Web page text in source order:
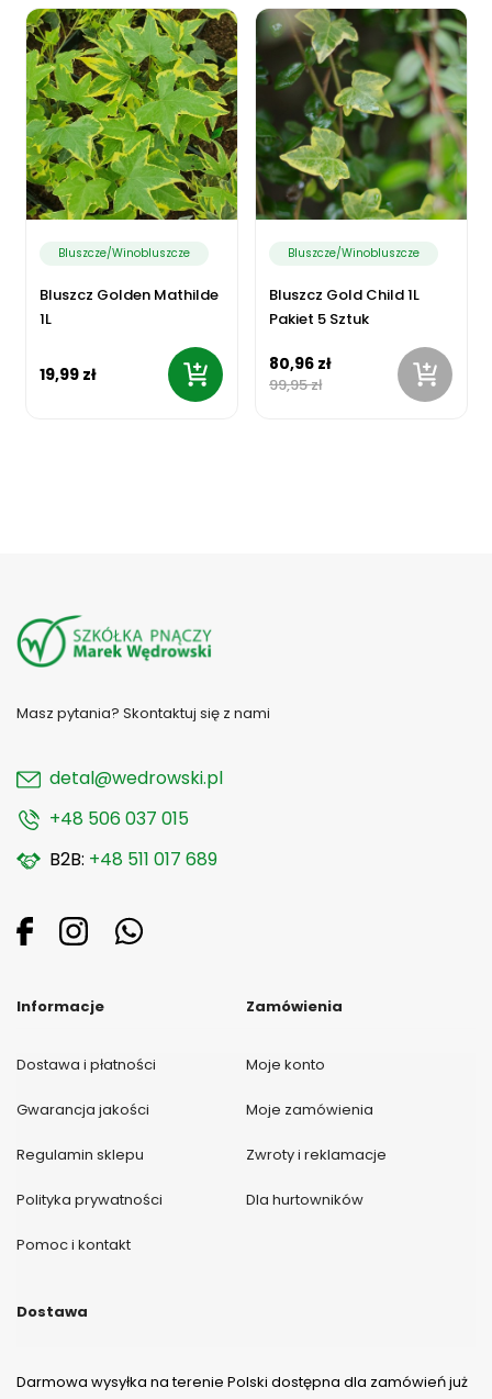
Bluszcze/Winobluszcze
Bluszcz Golden Mathilde
1L
19,99 zł
Bluszcze/Winobluszcze
Bluszcz Gold Child 1L
Pakiet 5 Sztuk
80,96 zł
99,95 zł
Masz pytania? Skontaktuj się z nami
detal@wedrowski.pl
+48 506 037 015
B2B: +48 511 017 689
Informacje
Dostawa i płatności
Gwarancja jakości
Regulamin sklepu
Polityka prywatności
Pomoc i kontakt
Zamówienia
Moje konto
Moje zamówienia
Zwroty i reklamacje
Dla hurtowników
Dostawa
Darmowa wysyłka na terenie Polski dostępna dla zamówień już